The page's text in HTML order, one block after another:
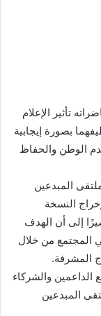
تأثير الإعلام
بصورة إيجابية
الوطن والحفاظ
المبدعين
النسخة
إلى أن الهدف
المجتمع من خلال
المشرفة.
والشركاء
المبدعين